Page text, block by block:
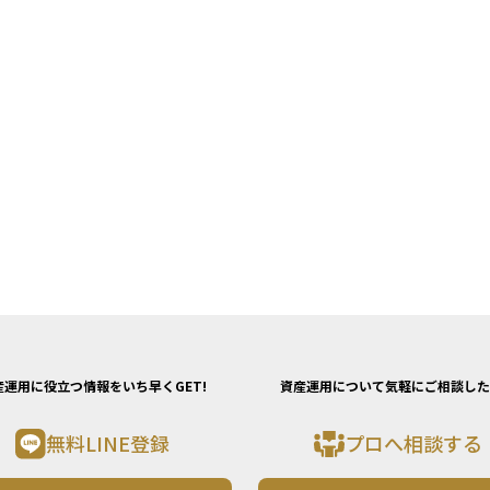
運用に役立つ情報をいち早くGET!
無料LINE登録
資産運用について気軽にご相談し
プロへ相談する